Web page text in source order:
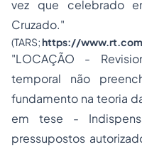
vez que celebrado
Cruzado."
(TARS;https://
"LOCAÇÃO -
temporal não
fundamento na teoria
em tese -
pressupostos